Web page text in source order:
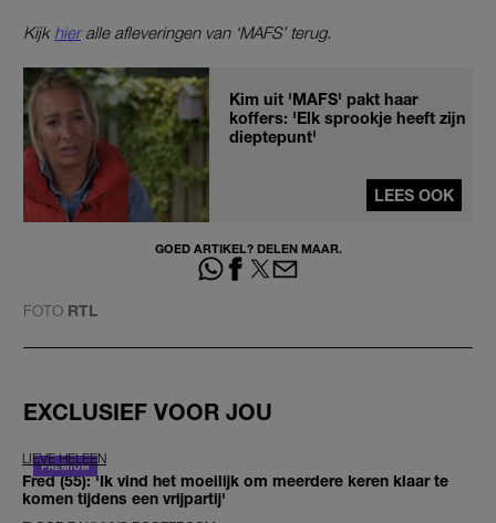
Kijk hieralle afleveringen van ‘MAFS’ terug.
Kim uit 'MAFS' pakt haar
koffers: 'Elk sprookje heeft zijn
dieptepunt'
LEES OOK
GOED ARTIKEL? DELEN MAAR.
FOTO RTL
EXCLUSIEF VOOR JOU
LIEVE HELEEN
Fred (55): 'Ik vind het moeilijk om meerdere keren klaar te
komen tijdens een vrijpartij'